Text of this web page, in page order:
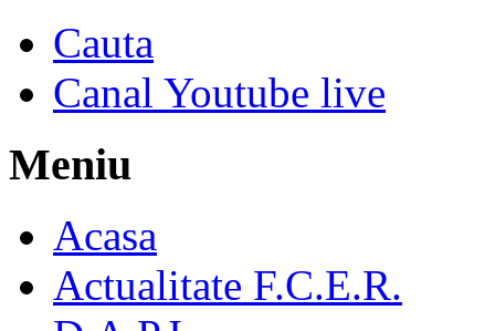
Cauta
Canal Youtube live
Meniu
Acasa
Actualitate F.C.E.R.